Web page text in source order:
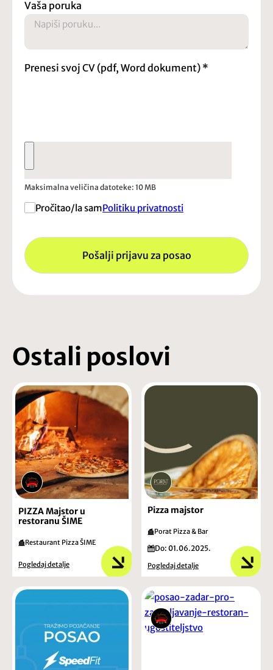
Vaša poruka
Prenesi svoj CV (pdf, Word dokument) *
Maksimalna veličina datoteke: 10 MB
Pročitao/la samPolitiku privatnosti
Pošalji prijavu za posao
Ostali poslovi
PIZZA Majstor u
restoranu ŠIME
Restaurant Pizza ŠIME
Pogledaj detalje
Pizza majstor
Porat Pizza & Bar
Do: 01.06.2025.
Pogledaj detalje